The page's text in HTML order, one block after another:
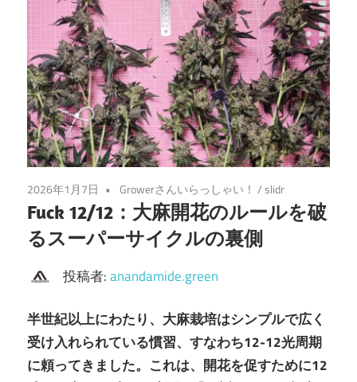
2026年1月7日 Growerさんいらっしゃい！ /slidr
Fuck 12/12：大麻開花のルールを破
るスーパーサイクルの裏側
投稿者:anandamide.green
半世紀以上にわたり、大麻栽培はシンプルで広く
受け入れられている慣習、すなわち12-12光周期
に頼ってきました。これは、開花を促すために12